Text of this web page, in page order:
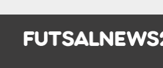
content